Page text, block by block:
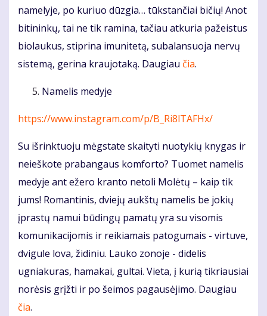
namelyje, po kuriuo dūzgia… tūkstančiai bičių! Anot
bitininkų, tai ne tik ramina, tačiau atkuria pažeistus
biolaukus, stiprina imunitetą, subalansuoja nervų
sistemą, gerina kraujotaką. Daugiau čia.
Namelis medyje
https://www.instagram.com/p/B_Ri8lTAFHx/
Su išrinktuoju mėgstate skaityti nuotykių knygas ir
neieškote prabangaus komforto? Tuomet namelis
medyje ant ežero kranto netoli Molėtų – kaip tik
jums! Romantinis, dviejų aukštų namelis be jokių
įprastų namui būdingų pamatų yra su visomis
komunikacijomis ir reikiamais patogumais - virtuve,
dvigule lova, židiniu. Lauko zonoje - didelis
ugniakuras, hamakai, gultai. Vieta, į kurią tikriausiai
norėsis grįžti ir po šeimos pagausėjimo. Daugiau
čia.